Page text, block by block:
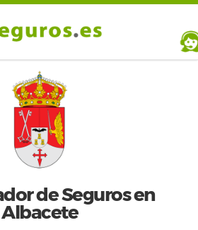
de Seguros en
Albacete